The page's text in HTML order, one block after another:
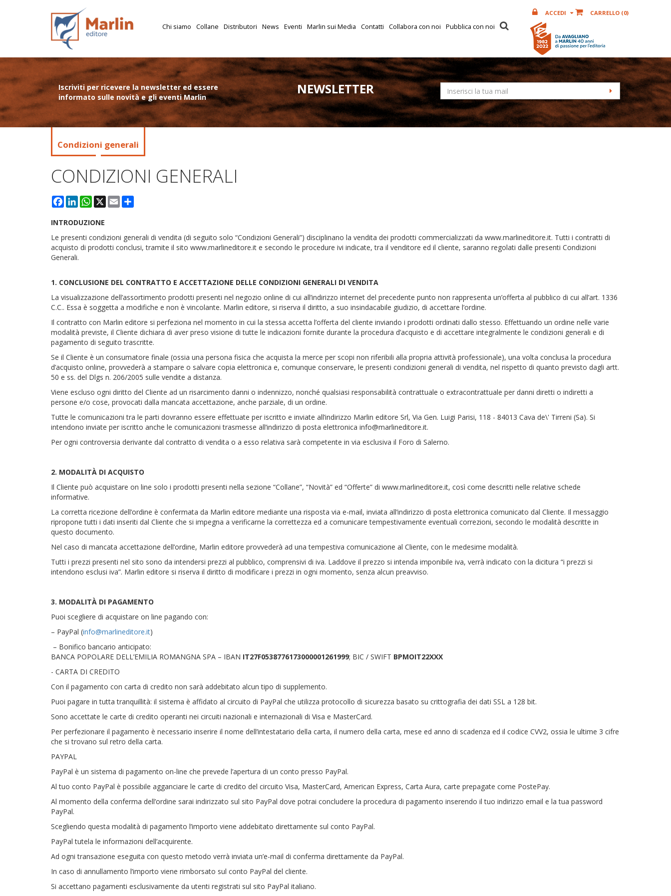
Chi siamo Collane Distributori News Eventi Marlin sui Media Contatti Collabora con noi Pubblica con noi
ACCEDI CARRELLO (0)
Iscriviti per ricevere la newsletter ed essere
informato sulle novità e gli eventi Marlin
NEWSLETTER
Condizioni generali
CONDIZIONI GENERALI
Facebook
LinkedInWhatsApp
X Email
INTRODUZIONE
Le presenti condizioni generali di vendita (di seguito solo “Condizioni Generali”) disciplinano la vendita dei prodotti commercializzati da www.marlineditore.it. Tutti i contratti di
acquisto di prodotti conclusi, tramite il sito www.marlineditore.it e secondo le procedure ivi indicate, tra il venditore ed il cliente, saranno regolati dalle presenti Condizioni
Generali.
1. CONCLUSIONE DEL CONTRATTO E ACCETTAZIONE DELLE CONDIZIONI GENERALI DI VENDITA
La visualizzazione dell’assortimento prodotti presenti nel negozio online di cui all’indirizzo internet del precedente punto non rappresenta un’offerta al pubblico di cui all’art. 1336
C.C.. Essa è soggetta a modifiche e non è vincolante. Marlin editore, si riserva il diritto, a suo insindacabile giudizio, di accettare l’ordine.
Il contratto con Marlin editore si perfeziona nel momento in cui la stessa accetta l’offerta del cliente inviando i prodotti ordinati dallo stesso. Effettuando un ordine nelle varie
modalità previste, il Cliente dichiara di aver preso visione di tutte le indicazioni fornite durante la procedura d’acquisto e di accettare integralmente le condizioni generali e di
pagamento di seguito trascritte.
Se il Cliente è un consumatore finale (ossia una persona fisica che acquista la merce per scopi non riferibili alla propria attività professionale), una volta conclusa la procedura
d’acquisto online, provvederà a stampare o salvare copia elettronica e, comunque conservare, le presenti condizioni generali di vendita, nel rispetto di quanto previsto dagli artt.
50 e ss. del Dlgs n. 206/2005 sulle vendite a distanza.
Viene escluso ogni diritto del Cliente ad un risarcimento danni o indennizzo, nonché qualsiasi responsabilità contrattuale o extracontrattuale per danni diretti o indiretti a
persone e/o cose, provocati dalla mancata accettazione, anche parziale, di un ordine.
Tutte le comunicazioni tra le parti dovranno essere effettuate per iscritto e inviate all’indirizzo Marlin editore Srl, Via Gen. Luigi Parisi, 118 - 84013 Cava de\' Tirreni (Sa). Si
intendono inviate per iscritto anche le comunicazioni trasmesse all’indirizzo di posta elettronica info@marlineditore.it.
Per ogni controversia derivante dal contratto di vendita o a esso relativa sarà competente in via esclusiva il Foro di Salerno.
2. MODALITÀ DI ACQUISTO
Il Cliente può acquistare on line solo i prodotti presenti nella sezione “Collane”, “Novità” ed “Offerte” di www.marlineditore.it, così come descritti nelle relative schede
informative.
La corretta ricezione dell’ordine è confermata da Marlin editore mediante una risposta via e-mail, inviata all’indirizzo di posta elettronica comunicato dal Cliente. Il messaggio
ripropone tutti i dati inseriti dal Cliente che si impegna a verificarne la correttezza ed a comunicare tempestivamente eventuali correzioni, secondo le modalità descritte in
questo documento.
Nel caso di mancata accettazione dell’ordine, Marlin editore provvederà ad una tempestiva comunicazione al Cliente, con le medesime modalità.
Tutti i prezzi presenti nel sito sono da intendersi prezzi al pubblico, comprensivi di iva. Laddove il prezzo si intenda imponibile iva, verrà indicato con la dicitura “i prezzi si
intendono esclusi iva”. Marlin editore si riserva il diritto di modificare i prezzi in ogni momento, senza alcun preavviso.
3. MODALITÀ DI PAGAMENTO
Puoi scegliere di acquistare on line pagando con:
– PayPal (info@marlineditore.it)
– Bonifico bancario anticipato:
BANCA POPOLARE DELL’EMILIA ROMANGNA SPA – IBAN IT27F0538776173000001261999; BIC / SWIFT BPMOIT22XXX
- CARTA DI CREDITO
Con il pagamento con carta di credito non sarà addebitato alcun tipo di supplemento.
Puoi pagare in tutta tranquillità: il sistema è affidato al circuito di PayPal che utilizza protocollo di sicurezza basato su crittografia dei dati SSL a 128 bit.
Sono accettate le carte di credito operanti nei circuiti nazionali e internazionali di Visa e MasterCard.
Per perfezionare il pagamento è necessario inserire il nome dell’intestatario della carta, il numero della carta, mese ed anno di scadenza ed il codice CVV2, ossia le ultime 3 cifre
che si trovano sul retro della carta.
PAYPAL
PayPal è un sistema di pagamento on-line che prevede l’apertura di un conto presso PayPal.
Al tuo conto PayPal è possibile agganciare le carte di credito del circuito Visa, MasterCard, American Express, Carta Aura, carte prepagate come PostePay.
Al momento della conferma dell’ordine sarai indirizzato sul sito PayPal dove potrai concludere la procedura di pagamento inserendo il tuo indirizzo email e la tua password
PayPal.
Scegliendo questa modalità di pagamento l’importo viene addebitato direttamente sul conto PayPal.
PayPal tutela le informazioni dell’acquirente.
Ad ogni transazione eseguita con questo metodo verrà inviata un’e-mail di conferma direttamente da PayPal.
In caso di annullamento l’importo viene rimborsato sul conto PayPal del cliente.
Si accettano pagamenti esclusivamente da utenti registrati sul sito PayPal italiano.